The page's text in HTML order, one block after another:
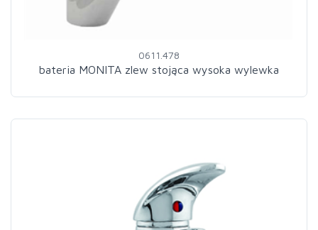
0611.478
bateria MONITA zlew stojąca wysoka wylewka